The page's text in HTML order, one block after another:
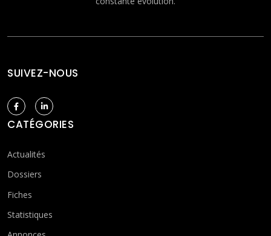
SUIVEZ-NOUS
CATÉGORIES
Actualités
Dossiers
Fiches
Statistiques